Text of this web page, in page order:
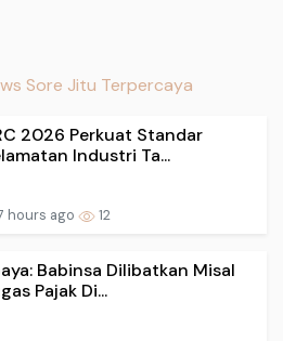
Sore Jitu Terpercaya
2026 Perkuat Standar
Industri Ta...
hours ago 12
Babinsa Dilibatkan Misal
Pajak Di...